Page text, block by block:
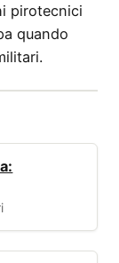
pirotecnici
quando